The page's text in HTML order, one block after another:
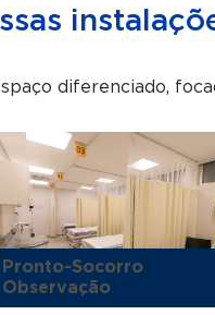
diferenciado,
Pronto-Socorro
Observação